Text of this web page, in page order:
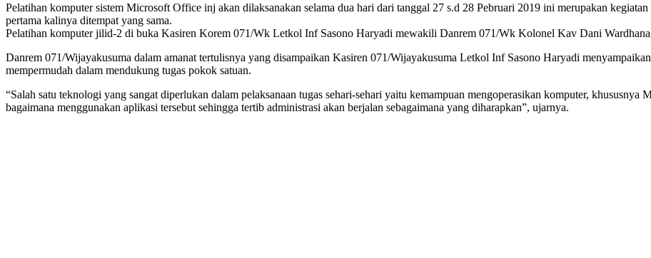
Pelatihan komputer sistem Microsoft Office inj akan dilaksanakan selama dua hari dari tanggal 27 s.d 28 Pebruari 2019 ini merupakan
pertama kalinya ditempat yang sama.
Pelatihan komputer jilid-2 di buka Kasiren Korem 071/Wk Letkol Inf Sasono Haryadi mewakili Danrem 071/Wk Kolonel Kav Dani
Danrem 071/Wijayakusuma dalam amanat tertulisnya yang disampaikan Kasiren 071/Wijayakusuma Letkol Inf Sasono Haryadi
mempermudah dalam mendukung tugas pokok satuan.
“Salah satu teknologi yang sangat diperlukan dalam pelaksanaan tugas sehari-sehari yaitu kemampuan mengoperasikan komputer,
bagaimana menggunakan aplikasi tersebut sehingga tertib administrasi akan berjalan sebagaimana yang diharapkan”, ujarnya.